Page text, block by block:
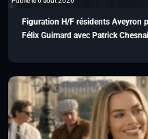
Figuration H/F résidents Aveyron
Félix Guimard avec Patrick